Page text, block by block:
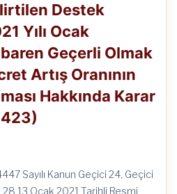
Destek
Yılı Ocak
Geçerli Olmak
Artış Oranının
Hakkında Karar
Sayılı Kanun Geçici 24, Geçici
28 13 Ocak 2021 Tarihli Resmi